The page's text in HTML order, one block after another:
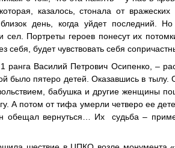
казалось, стонала от
день, когда уйдет
Портреты героев понесут их
себя, будет чувствовать себя
ранга Василий Петрович Осипенко, –
было пятеро детей. Оказавшись в
бабушка и другие женщины
А потом от тифа умерли четверо ее
обещал вернуться… Их судьба –